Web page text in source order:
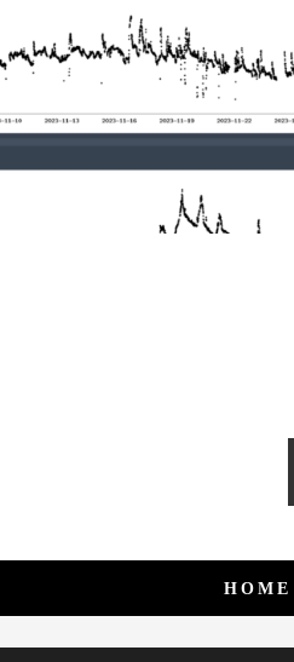
HOME